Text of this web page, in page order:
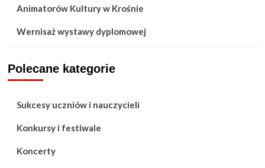
Animatorów Kultury w Krośnie
Wernisaż wystawy dyplomowej
Polecane kategorie
Sukcesy uczniów i nauczycieli
Konkursy i festiwale
Koncerty